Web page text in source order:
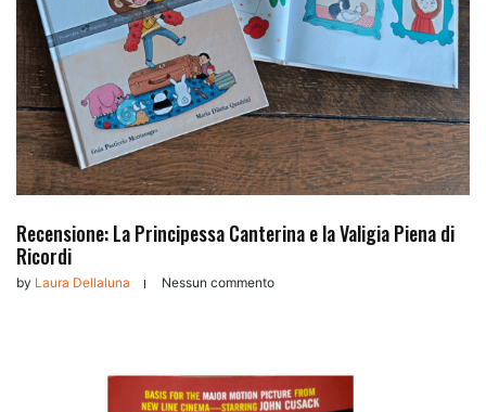
Recensione: La Principessa Canterina e la Valigia Piena di
Ricordi
by Laura Dellaluna Nessun commento